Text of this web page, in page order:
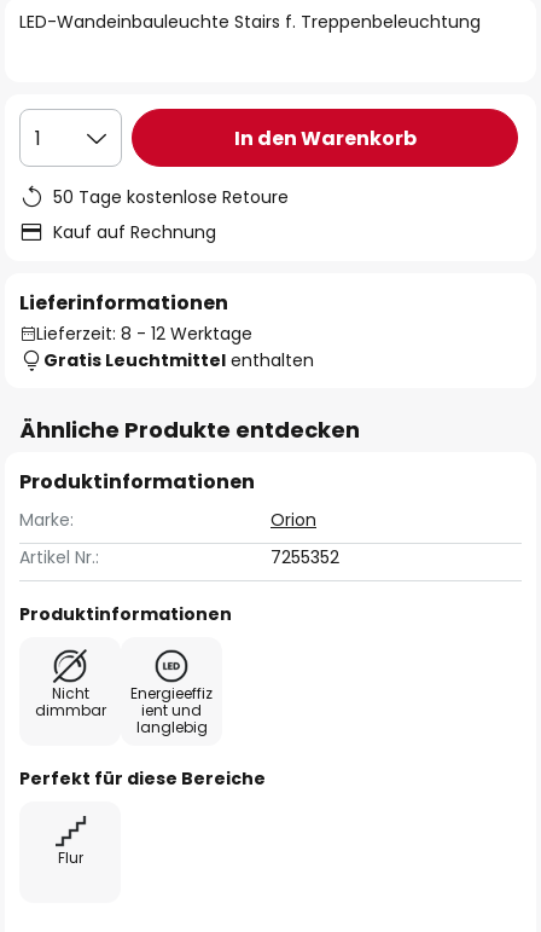
springen
LED-Wandeinbauleuchte Stairs f. Treppenbeleuchtung
1 In den Warenkorb
50 Tage kostenlose Retoure
Kauf auf Rechnung
Lieferinformationen
Lieferzeit: 8 - 12 Werktage
Gratis Leuchtmittel enthalten
Ähnliche Produkte entdecken
Produktinformationen
Marke:
Orion
Artikel Nr.:
7255352
Produktinformationen
Nicht
dimmbar
Energieeffiz
ient und
langlebig
Perfekt für diese Bereiche
Flur